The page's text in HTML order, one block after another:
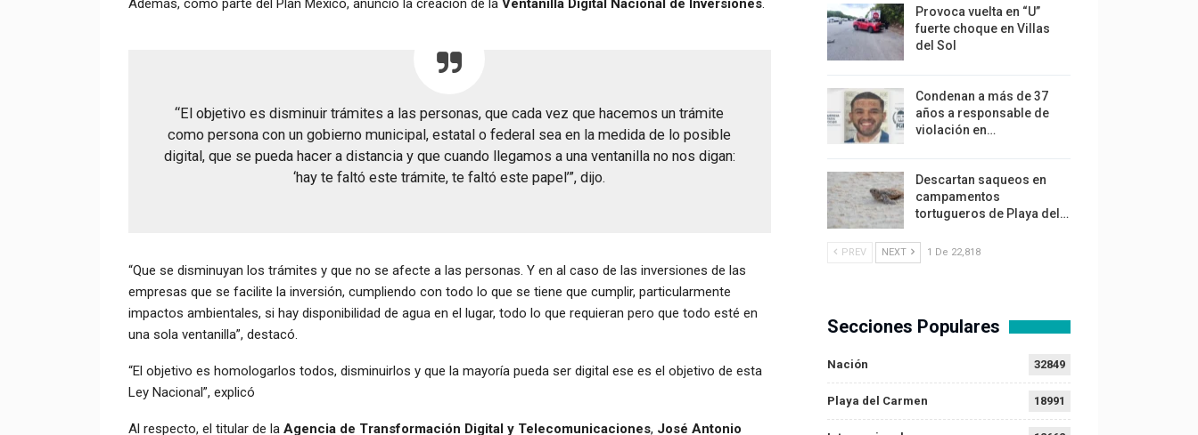
“El objetivo es disminuir trámites a las personas, que cada vez que hacemos un trámite
como persona con un gobierno municipal, estatal o federal sea en la medida de lo posible
digital, que se pueda hacer a distancia y que cuando llegamos a una ventanilla no nos digan:
‘hay te faltó este trámite, te faltó este papel’”, dijo.
“Que se disminuyan los trámites y que no se afecte a las personas. Y en al caso de las inversiones de las
empresas que se facilite la inversión, cumpliendo con todo lo que se tiene que cumplir, particularmente
impactos ambientales, si hay disponibilidad de agua en el lugar, todo lo que requieran pero que todo esté en
una sola ventanilla”, destacó.
“El objetivo es homologarlos todos, disminuirlos y que la mayoría pueda ser digital ese es el objetivo de esta
Ley Nacional”, explicó
Al respecto, el titular de la Agencia de Transformación Digital y Telecomunicaciones, José Antonio
Provoca vuelta en “U”
fuerte choque en Villas
del Sol
Condenan a más de 37
años a responsable de
violación en…
Descartan saqueos en
campamentos
tortugueros de Playa del…
PREV NEXT 1 De 22,818
Secciones Populares
Nación 32849
Playa del Carmen 18991